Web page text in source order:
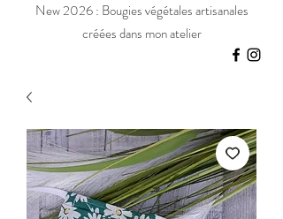
New 2026 : Bougies végétales artisanales
créées dans mon atelier